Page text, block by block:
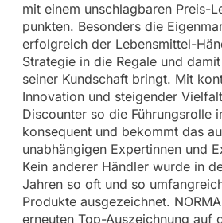
mit einem unschlagbaren Preis-
punkten. Besonders die
erfolgreich der Lebensmittel-
Strategie in die Regale und
seiner Kundschaft bringt. Mit
Innovation und steigender
Discounter so die Führungsrolle
konsequent und bekommt das
unabhängigen Expertinnen und
Kein anderer Händler wurde in
Jahren so oft und so
Produkte ausgezeichnet.
erneuten Top-Auszeichnung auf